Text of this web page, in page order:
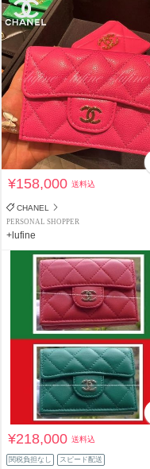
¥158,000送料込
CHANEL
PERSONAL SHOPPER
+lufine
¥218,000送料込
関税負担なし スピード配送